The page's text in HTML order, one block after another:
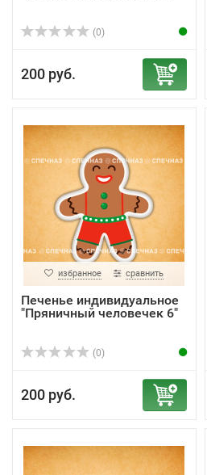
(0)
200 руб.
избранное сравнить
Печенье индивидуальное
"Пряничный человечек 6"
(0)
200 руб.